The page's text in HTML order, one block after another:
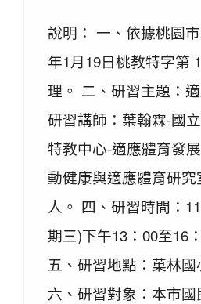
說明： 一、依據桃園
年1月19日桃教特字第
理。 二、研習主題：
研習講師：葉翰霖-國
特教中心-適應體育發
動健康與適應體育研究
人。 四、研習時間：
期三)下午13：00至16
五、研習地點：菓林國
六、研習對象：本市